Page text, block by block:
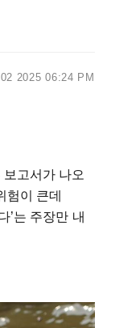
2025 06:24 PM
고서가 나오
험이 큰데
’는 주장만 내